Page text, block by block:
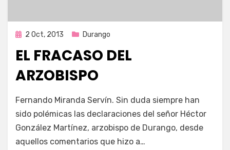
Publicada
2 Oct, 2013 Durango
EL FRACASO DEL
ARZOBISPO
Enrique
Fernando Miranda Servín. Sin duda siempre han
sido polémicas las declaraciones del señor Héctor
González Martínez, arzobispo de Durango, desde
aquellos comentarios que hizo a…